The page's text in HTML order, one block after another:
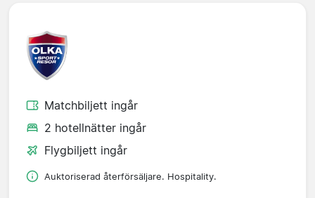
Matchbiljett ingår
2 hotellnätter ingår
Flygbiljett ingår
Auktoriserad återförsäljare. Hospitality.